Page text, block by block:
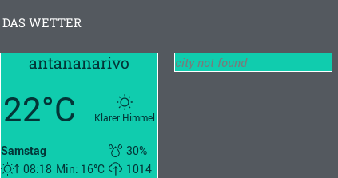
DAS WETTER
antananarivo
22°C Klarer Himmel
Samstag
30%
08:18 Min: 16°C
1014
city not found